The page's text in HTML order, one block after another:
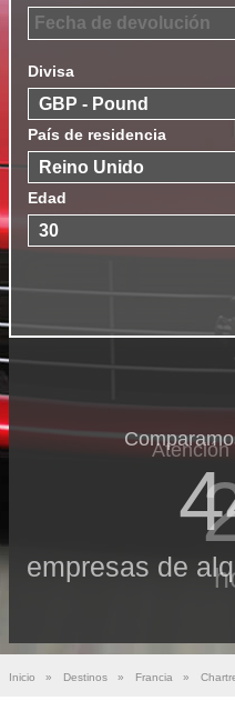
Divisa
País de residencia
Edad
empresas de
Atención
Inicio » Destinos » Francia »